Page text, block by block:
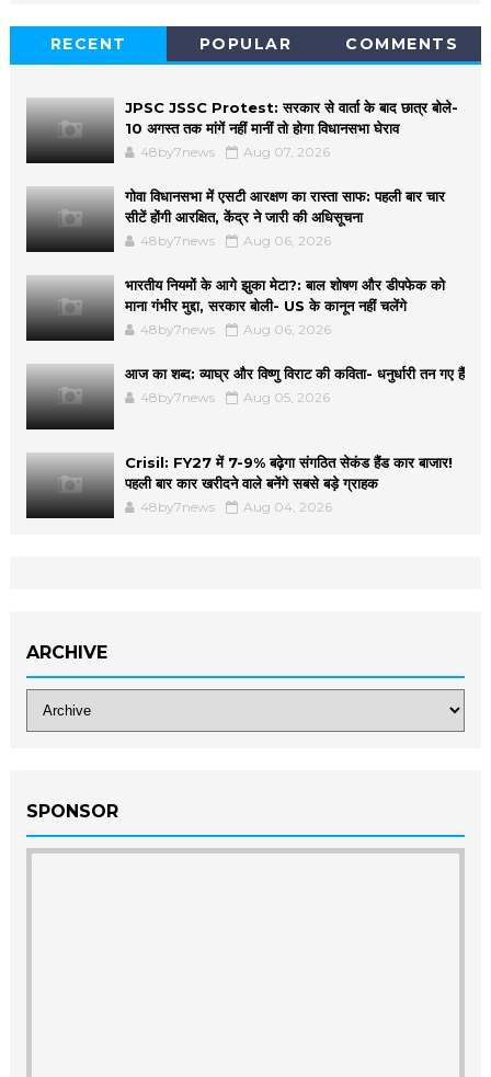
RECENT POPULAR COMMENTS
JPSC JSSC Protest: सरकार से वार्ता के बाद छात्र बोले-
10 अगस्त तक मांगें नहीं मानीं तो होगा विधानसभा घेराव
48by7news Aug 07, 2026
गोवा विधानसभा में एसटी आरक्षण का रास्ता साफ: पहली बार चार
सीटें होंगी आरक्षित, केंद्र ने जारी की अधिसूचना
48by7news Aug 06, 2026
भारतीय नियमों के आगे झुका मेटा?: बाल शोषण और डीपफेक को
माना गंभीर मुद्दा, सरकार बोली- US के कानून नहीं चलेंगे
48by7news Aug 06, 2026
आज का शब्द: व्याघ्र और विष्णु विराट की कविता- धनुर्धारी तन गए हैं
48by7news Aug 05, 2026
Crisil: FY27 में 7-9% बढ़ेगा संगठित सेकंड हैंड कार बाजार!
पहली बार कार खरीदने वाले बनेंगे सबसे बड़े ग्राहक
48by7news Aug 04, 2026
ARCHIVE
SPONSOR